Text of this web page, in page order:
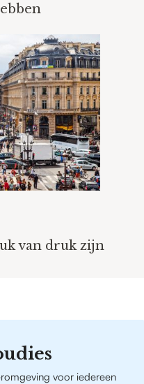
van druk zijn
voor iedereen